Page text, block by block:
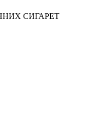
СИГАРЕТ